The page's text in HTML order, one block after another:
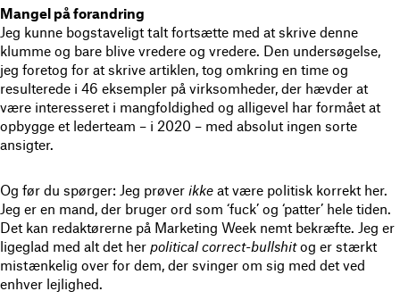
Mangel på forandring
Jeg kunne bogstaveligt talt fortsætte med at skrive denne
klumme og bare blive vredere og vredere. Den undersøgelse,
jeg foretog for at skrive artiklen, tog omkring en time og
resulterede i 46 eksempler på virksomheder, der hævder at
være interesseret i mangfoldighed og alligevel har formået at
opbygge et lederteam – i 2020 – med absolut ingen sorte
ansigter.
Og før du spørger: Jeg prøver ikke at være politisk korrekt her.
Jeg er en mand, der bruger ord som ‘fuck’ og ‘patter’ hele tiden.
Det kan redaktørerne på Marketing Week nemt bekræfte. Jeg er
ligeglad med alt det her political correct-bullshitog er stærkt
mistænkelig over for dem, der svinger om sig med det ved
enhver lejlighed.